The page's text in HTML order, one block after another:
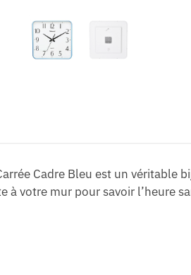
Cadre Bleu est un
à votre mur pour savoir l’heure